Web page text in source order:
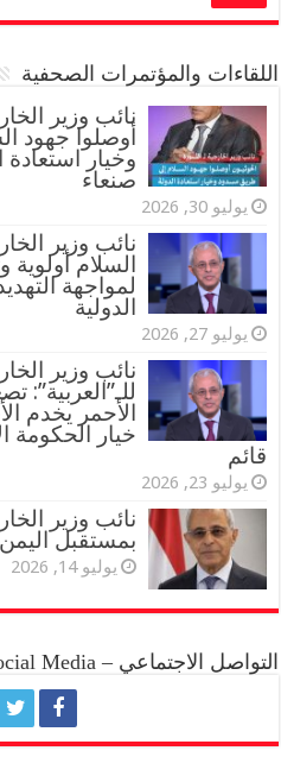
اللقاءات والمؤتمرات الصحفية
‏نائب وزير
أوصلوا جهود
وخيار استعادة
صنعاء
يوليو 30, 2026
نائب وزير
السلام أولوية
لمواجهة
الدولية
يوليو 27, 2026
نائب وزير
للـ”العربية”:
الأحمر يخدم
خيار الحكومة
قائم
يوليو 23, 2026
نائب وزير
بمستقبل
يوليو 14, 2026
التواصل الاجتماعي – Social Media